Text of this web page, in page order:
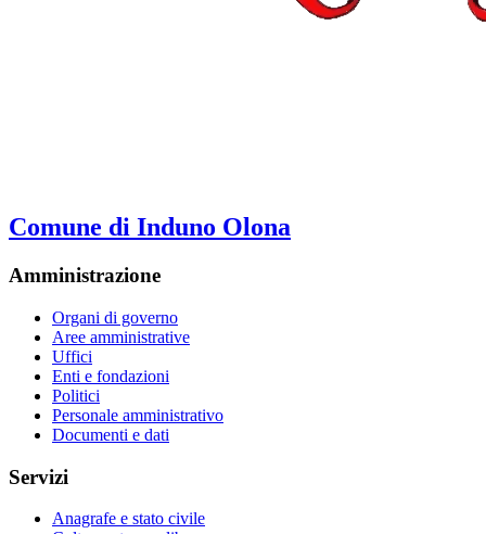
Comune di Induno Olona
Amministrazione
Organi di governo
Aree amministrative
Uffici
Enti e fondazioni
Politici
Personale amministrativo
Documenti e dati
Servizi
Anagrafe e stato civile